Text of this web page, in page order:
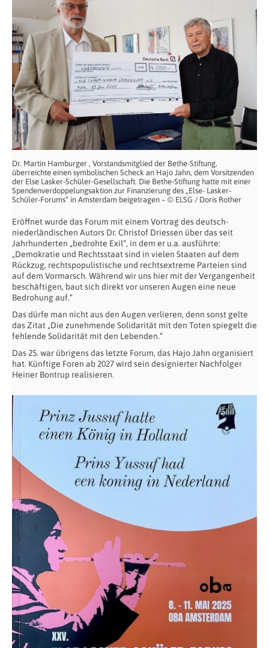
Dr. Martin Hamburger , Vorstandsmitglied der Bethe-Stiftung,
überreichte einen symbolischen Scheck an Hajo Jahn, dem Vorsitzenden
der Else Lasker-Schüler-Gesellschaft. Die Bethe-Stiftung hatte mit einer
Spendenverdoppelungsaktion zur Finanzierung des „Else- Lasker-
Schüler-Forums“ in Amsterdam beigetragen – © ELSG / Doris Rother
Eröffnet wurde das Forum mit einem Vortrag des deutsch-
niederländischen Autors Dr. Christof Driessen über das seit
Jahrhunderten „bedrohte Exil“, in dem er u.a. ausführte:
„Demokratie und Rechtsstaat sind in vielen Staaten auf dem
Rückzug, rechtspopulistische und rechtsextreme Parteien sind
auf dem Vormarsch. Während wir uns hier mit der Vergangenheit
beschäftigen, baut sich direkt vor unseren Augen eine neue
Bedrohung auf.“
Das dürfe man nicht aus den Augen verlieren, denn sonst gelte
das Zitat „Die zunehmende Solidarität mit den Toten spiegelt die
fehlende Solidarität mit den Lebenden.“
Das 25. war übrigens das letzte Forum, das Hajo Jahn organisiert
hat. Künftige Foren ab 2027 wird sein designierter Nachfolger
Heiner Bontrup realisieren.